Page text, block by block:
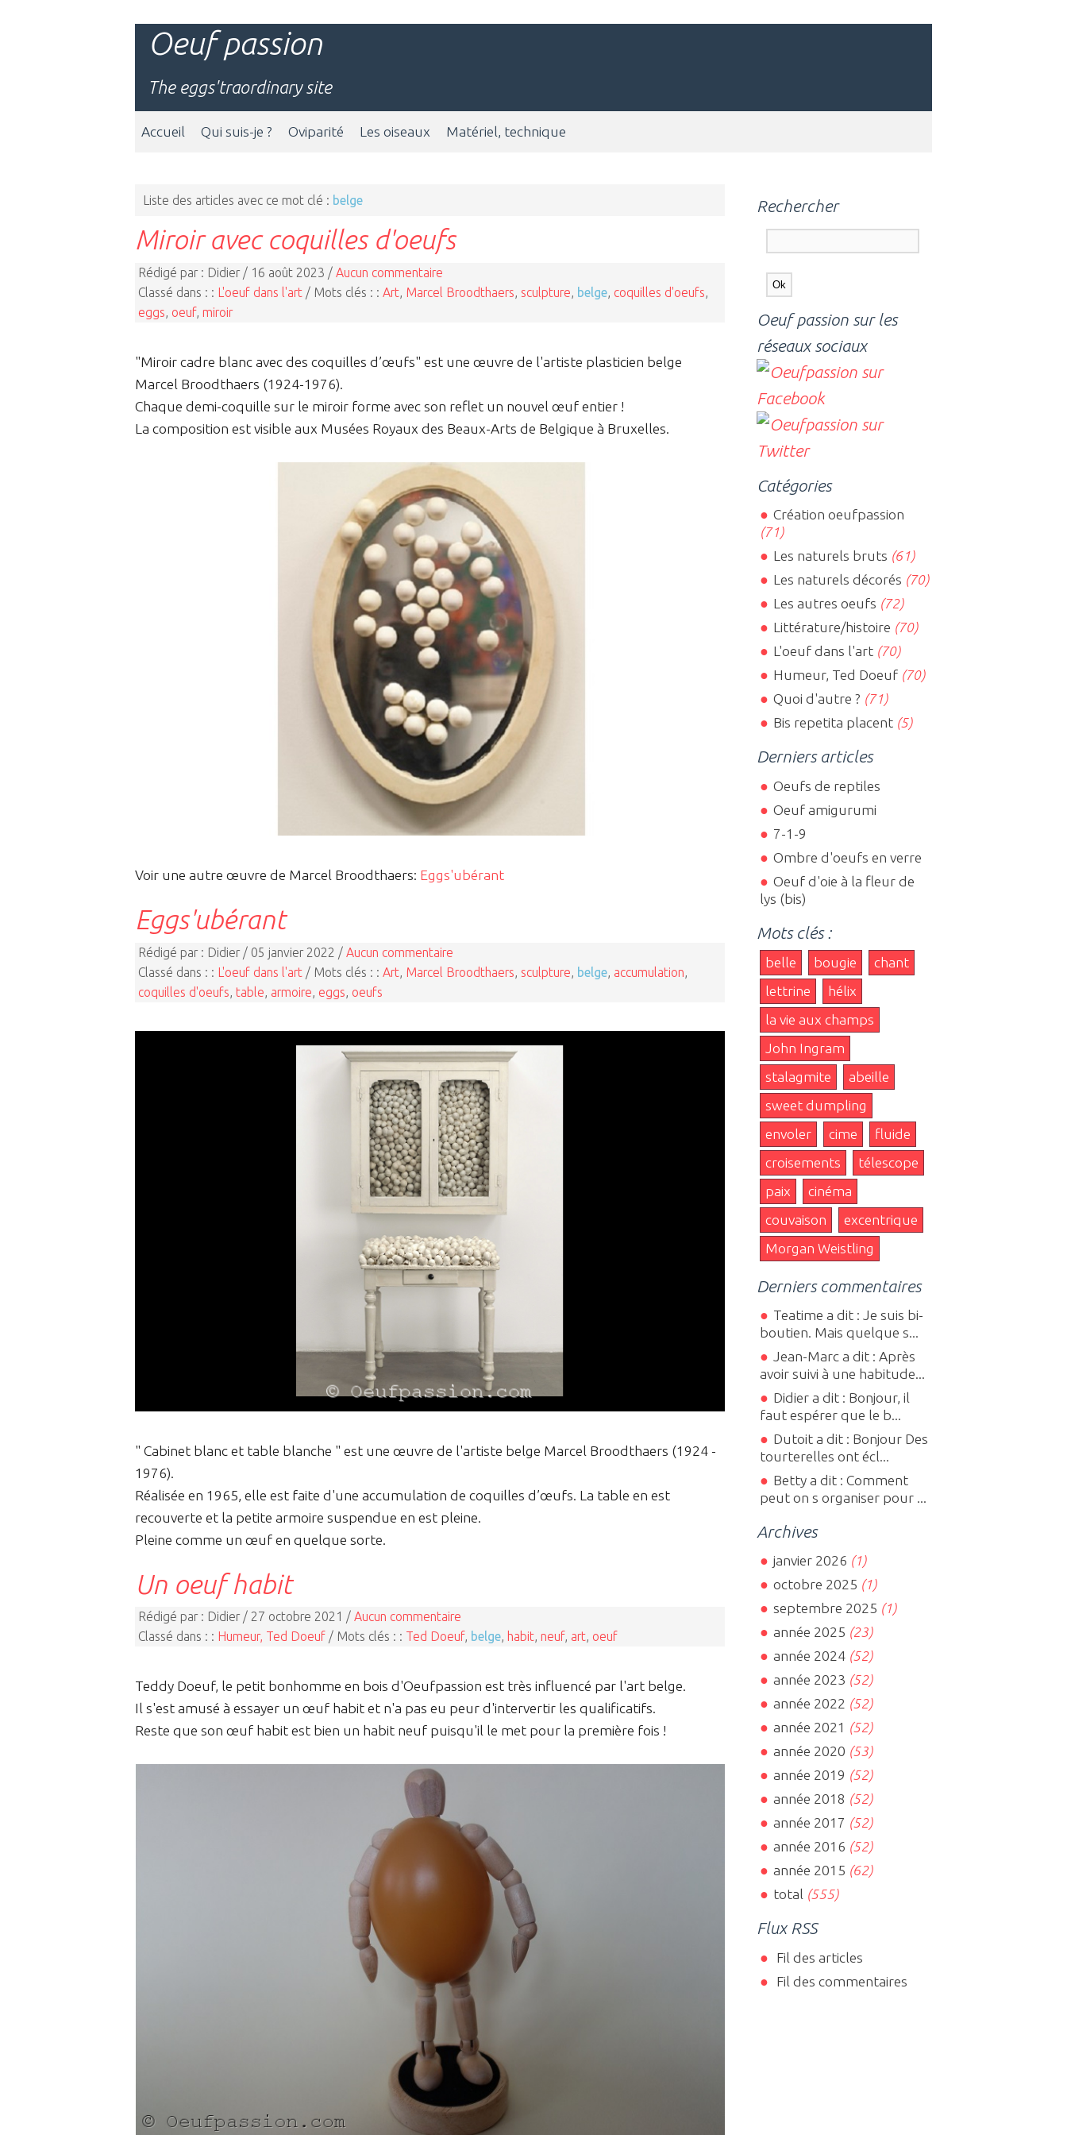
Oeuf passion
The eggs'traordinary site
Accueil Qui suis-je ? Oviparité Les oiseaux Matériel, technique
Liste des articles avec ce mot clé : belge
Miroir avec coquilles d'oeufs
Rédigé par : Didier / 16 août 2023 / Aucun commentaire
Classé dans : : L'oeuf dans l'art / Mots clés : : Art Marcel Broodthaers sculpture belge coquilles d'oeufs
eggs oeuf, miroir
"Miroir cadre blanc avec des coquilles d’œufs" est une œuvre de l'artiste plasticien belge
Marcel Broodthaers (1924-1976).
Chaque demi-coquille sur le miroir forme avec son reflet un nouvel œuf entier !
La composition est visible aux Musées Royaux des Beaux-Arts de Belgique à Bruxelles.
Voir une autre œuvre de Marcel Broodthaers: Eggs'ubérant
Eggs'ubérant
Rédigé par : Didier / 05 janvier 2022 / Aucun commentaire
Classé dans : : L'oeuf dans l'art / Mots clés : : Art Marcel Broodthaers sculpture belge accumulation
coquilles d'oeufs table armoire eggs oeufs
" Cabinet blanc et table blanche " est une œuvre de l'artiste belge Marcel Broodthaers (1924 -
1976).
Réalisée en 1965, elle est faite d'une accumulation de coquilles d’œufs. La table en est
recouverte et la petite armoire suspendue en est pleine.
Pleine comme un œuf en quelque sorte.
Un oeuf habit
Rédigé par : Didier / 27 octobre 2021 / Aucun commentaire
Classé dans : : Humeur, Ted Doeuf / Mots clés : : Ted Doeuf, belge, habit, neuf, art, oeuf
Teddy Doeuf, le petit bonhomme en bois d'Oeufpassion est très influencé par l'art belge.
Il s'est amusé à essayer un œuf habit et n'a pas eu peur d'intervertir les qualificatifs.
Reste que son œuf habit est bien un habit neuf puisqu'il le met pour la première fois !
Rechercher
Oeuf passion sur les
réseaux sociaux
Catégories
Création oeufpassion
(71)
Les naturels bruts (61)
Les naturels décorés (70)
Les autres oeufs (72)
Littérature/histoire (70)
L'oeuf dans l'art(70)
Humeur, Ted Doeuf(70)
Quoi d'autre ? (71)
Bis repetita placent(5)
Derniers articles
Oeufs de reptiles
Oeuf amigurumi
7-1-9
Ombre d'oeufs en verre
Oeuf d'oie à la fleur de
lys (bis)
Mots clés :
belle bougie
chant
lettrine
hélix
la vie aux champs
John Ingram
stalagmite
abeille
sweet dumpling
envoler
cime
fluide
croisements
télescope
paix
cinéma
couvaison
excentrique
Morgan Weistling
Derniers commentaires
Teatime a dit : Je suis bi-
boutien. Mais quelque s...
Jean-Marc a dit : Après
avoir suivi à une habitude...
Didier a dit : Bonjour, il
faut espérer que le b...
Dutoit a dit : Bonjour Des
tourterelles ont écl...
Betty a dit : Comment
peut on s organiser pour ...
Archives
janvier 2026 (1)
octobre 2025 (1)
septembre 2025 (1)
année 2025 (23)
année 2024(52)
année 2023 (52)
année 2022 (52)
année 2021 (52)
année 2020 (53)
année 2019 (52)
année 2018 (52)
année 2017 (52)
année 2016 (52)
année 2015 (62)
total (555)
Flux RSS
Fil des articles
Fil des commentaires